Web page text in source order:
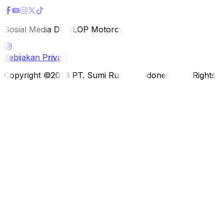
Sosial Media DUNLOP Motorcycle
Kebijakan Privasi
Copyright ©2026 PT. Sumi Rubber Indonesia. All Rights